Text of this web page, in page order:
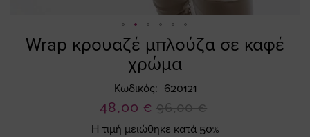
Wrap κρουαζέ μπλούζα σε καφέ
χρώμα
Κωδικός 620121
Ειδική
Τιμή
48,00 € 96,00 €
Η τιμή μειώθηκε κατά 50%
Skip